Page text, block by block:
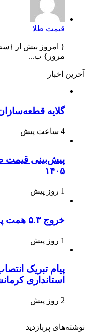
قیمت طلا
مرور} ب...
آخرین اخبار
گلایه
4 ساعت پیش
۱۴۰۵
1 روز پیش
خروج ۵.۳ همت پول حقیقی از بازار سهام
1 روز پیش
پیام تبریک
استانداری
2 روز پیش
نوشته‌های پربازدید